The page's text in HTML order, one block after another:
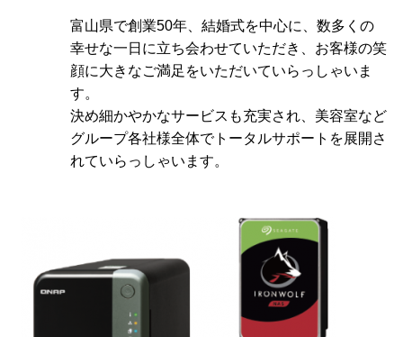
富山県で創業50年、結婚式を中心に、数多くの
幸せな一日に立ち会わせていただき、お客様の笑
顔に大きなご満足をいただいていらっしゃいま
す。
決め細かやかなサービスも充実され、美容室など
グループ各社様全体でトータルサポートを展開さ
れていらっしゃいます。